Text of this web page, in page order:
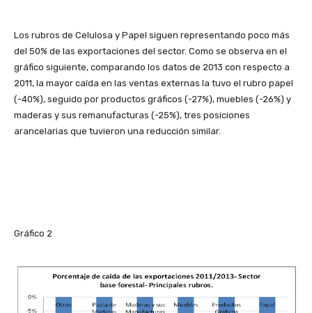
Los rubros de Celulosa y Papel siguen representando poco más
del 50% de las exportaciones del sector. Como se observa en el
gráfico siguiente, comparando los datos de 2013 con respecto a
2011, la mayor caída en las ventas externas la tuvo el rubro papel
(-40%), seguido por productos gráficos (-27%), muebles (-26%) y
maderas y sus remanufacturas (-25%), tres posiciones
arancelarias que tuvieron una reducción similar.
Gráfico 2